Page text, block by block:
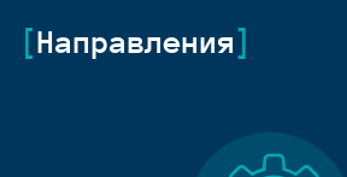
Направления